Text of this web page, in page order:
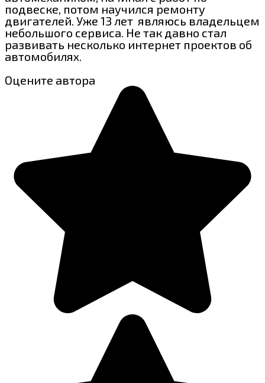
подвеске, потом научился ремонту
двигателей. Уже 13 лет являюсь владельцем
небольшого сервиса. Не так давно стал
развивать несколько интернет проектов об
автомобилях.
Оцените автора